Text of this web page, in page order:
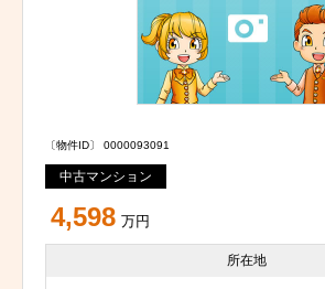
〔物件ID〕 0000093091
中古マンション
4,598 万円
所在地